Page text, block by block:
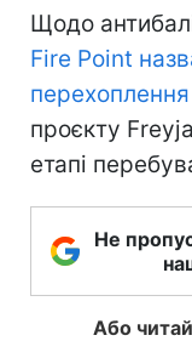
Щодо
Fire Point
перехоплення
проєкту
етапі
Не
Або